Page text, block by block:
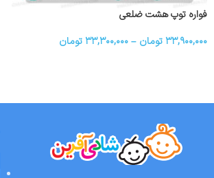
فواره توپ هشت ضلعی
۳۳,۹۰۰,۰۰۰ تومان –۳۳,۳۰۰,۰۰۰ تومان